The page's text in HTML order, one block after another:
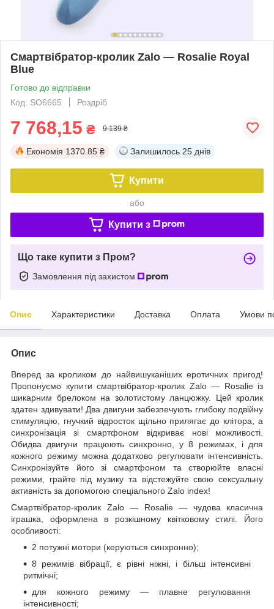
Смартвібратор-кролик Zalo — Rosalie Royal
Blue
Готово до відправки
Код: SO6665
Роздріб
7 768,15 ₴ 9 139 ₴
Економія 1370.85 ₴ Залишилось 25 днів
Купити
або
Купити з
Що таке купити з Пром?
Замовлення під захистом
Опис Характеристики Доставка Оплата Умови
Опис
Вперед за кроликом до найвишуканіших еротичних пригод!
Пропонуємо купити смартвібратор-кролик Zalo — Rosalie із
шикарним брелоком на золотистому ланцюжку. Цей кролик
здатен здивувати! Два двигуни забезпечують глибоку подвійну
стимуляцію, гнучкий відросток щільно прилягає до клітора, а
синхронізація зі смартфоном відкриває нові можливості.
Обидва двигуни працюють синхронно, у 8 режимах, і для
кожного режиму можна додатково регулювати інтенсивність.
Синхронізуйте його зі смартфоном та створюйте власні
режими, грайте під музику та відстежуйте свою сексуальну
активність за допомогою спеціального Zalo index!
Смартвібратор-кролик Zalo — Rosalie — чудова класична
іграшка, оформлена в розкішному квітковому стилі. Його
особливості:
2 потужні мотори (керуються синхронно);
8 режимів вібрації, є рівні ніжні, і більш інтенсивні
ритмічні;
для кожного режиму — плавне регулювання
інтенсивності;